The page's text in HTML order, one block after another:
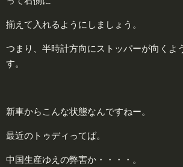
揃えて入れるようにしましょう。
つまり、半時計方向にストッパーが向くよ
す。
新車からこんな状態なんですねー。
最近のトゥディってば。
中国生産ゆえの弊害か・・・・。